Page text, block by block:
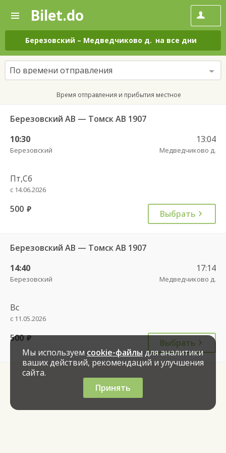
—
Поиск
и
покупка
билетов
на
автобус
онлайн
Bilet.do
Березовский – Медведчиково д. на все дни
По времени отправления
Время отправления и прибытия местное
Березовский АВ — Томск АВ 1907
10:30
Березовский
13:04
Медведчиково д.
Пт,Сб
с 14.06.2026
500 руб. Выбрать
Березовский АВ — Томск АВ 1907
14:40
Березовский
17:14
Медведчиково д.
Вс
с 11.05.2026
500 руб.
Выбрать
Мы используем cookie-файлы для аналитики
ваших действий, рекомендаций и улучшения
сайта.
Принять